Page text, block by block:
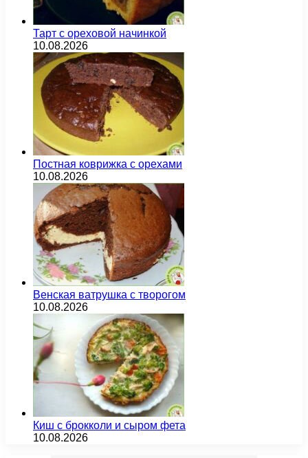
Тарт с ореховой начинкой
10.08.2026
Постная коврижка с орехами
10.08.2026
Венская ватрушка с творогом
10.08.2026
Киш с брокколи и сыром фета
10.08.2026